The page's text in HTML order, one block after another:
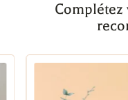
Complétez